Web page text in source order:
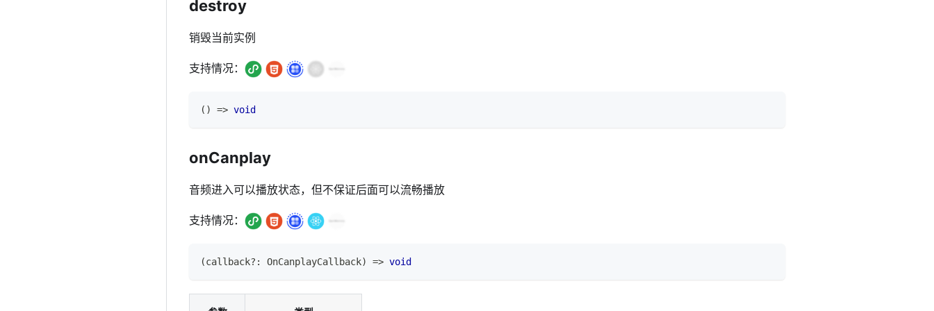
destroy
销毁当前实例
支持情况：
( ) => void
onCanplay
音频进入可以播放状态，但不保证后面可以流畅播放
支持情况：
(callback? : OnCanplayCallback) => void